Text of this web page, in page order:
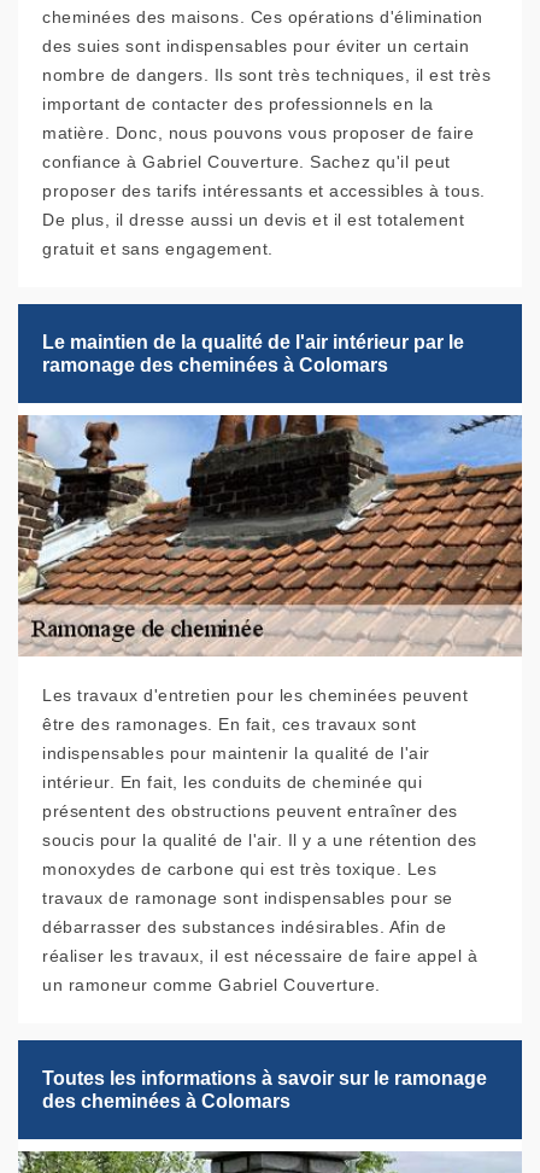
cheminées des maisons. Ces opérations d'élimination
des suies sont indispensables pour éviter un certain
nombre de dangers. Ils sont très techniques, il est très
important de contacter des professionnels en la
matière. Donc, nous pouvons vous proposer de faire
confiance à Gabriel Couverture. Sachez qu'il peut
proposer des tarifs intéressants et accessibles à tous.
De plus, il dresse aussi un devis et il est totalement
gratuit et sans engagement.
Le maintien de la qualité de l'air intérieur par le
ramonage des cheminées à Colomars
Les travaux d'entretien pour les cheminées peuvent
être des ramonages. En fait, ces travaux sont
indispensables pour maintenir la qualité de l'air
intérieur. En fait, les conduits de cheminée qui
présentent des obstructions peuvent entraîner des
soucis pour la qualité de l'air. Il y a une rétention des
monoxydes de carbone qui est très toxique. Les
travaux de ramonage sont indispensables pour se
débarrasser des substances indésirables. Afin de
réaliser les travaux, il est nécessaire de faire appel à
un ramoneur comme Gabriel Couverture.
Toutes les informations à savoir sur le ramonage
des cheminées à Colomars